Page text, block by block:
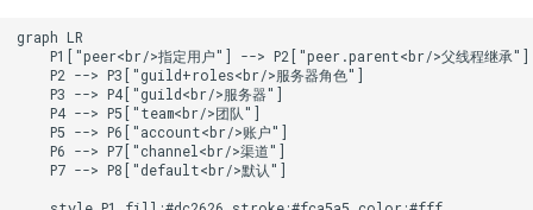
graph LR
    P1["peer<br/>指定用户"] --> P2["peer.parent<br/>父线程继承"]
    P2 --> P3["guild+roles<br/>服务器角色"]
    P3 --> P4["guild<br/>服务器"]
    P4 --> P5["team<br/>团队"]
    P5 --> P6["account<br/>账户"]
    P6 --> P7["channel<br/>渠道"]
    P7 --> P8["default<br/>默认"]